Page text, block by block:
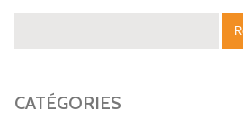
CATÉGORIES